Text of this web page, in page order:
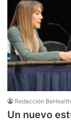
Redacción BeHealth
Un nuevo